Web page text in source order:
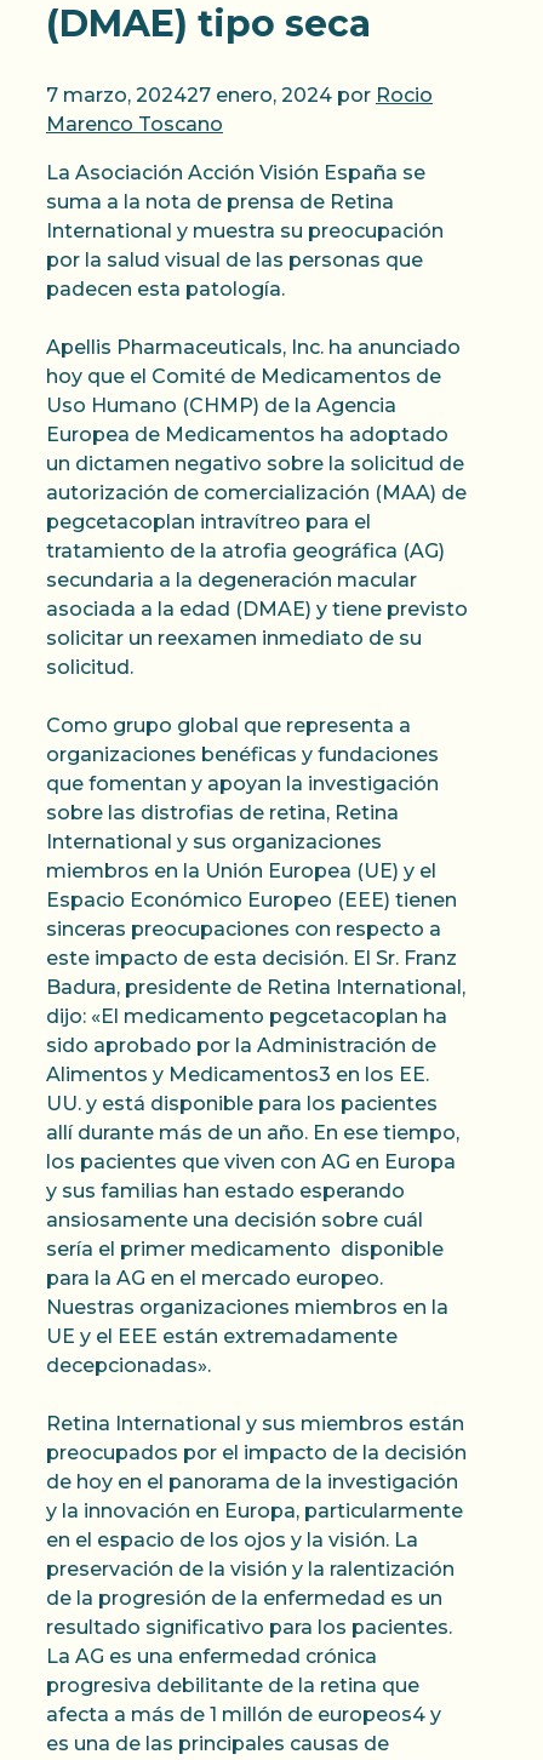
(DMAE) tipo seca
7 marzo, 202427 enero, 2024 por Rocio
Marenco Toscano
La Asociación Acción Visión España se
suma a la nota de prensa de Retina
International y muestra su preocupación
por la salud visual de las personas que
padecen esta patología.
Apellis Pharmaceuticals, Inc. ha anunciado
hoy que el Comité de Medicamentos de
Uso Humano (CHMP) de la Agencia
Europea de Medicamentos ha adoptado
un dictamen negativo sobre la solicitud de
autorización de comercialización (MAA) de
pegcetacoplan intravítreo para el
tratamiento de la atrofia geográfica (AG)
secundaria a la degeneración macular
asociada a la edad (DMAE) y tiene previsto
solicitar un reexamen inmediato de su
solicitud.
Como grupo global que representa a
organizaciones benéficas y fundaciones
que fomentan y apoyan la investigación
sobre las distrofias de retina, Retina
International y sus organizaciones
miembros en la Unión Europea (UE) y el
Espacio Económico Europeo (EEE) tienen
sinceras preocupaciones con respecto a
este impacto de esta decisión. El Sr. Franz
Badura, presidente de Retina International,
dijo: «El medicamento pegcetacoplan ha
sido aprobado por la Administración de
Alimentos y Medicamentos3 en los EE.
UU. y está disponible para los pacientes
allí durante más de un año. En ese tiempo,
los pacientes que viven con AG en Europa
y sus familias han estado esperando
ansiosamente una decisión sobre cuál
sería el primer medicamento disponible
para la AG en el mercado europeo.
Nuestras organizaciones miembros en la
UE y el EEE están extremadamente
decepcionadas».
Retina International y sus miembros están
preocupados por el impacto de la decisión
de hoy en el panorama de la investigación
y la innovación en Europa, particularmente
en el espacio de los ojos y la visión. La
preservación de la visión y la ralentización
de la progresión de la enfermedad es un
resultado significativo para los pacientes.
La AG es una enfermedad crónica
progresiva debilitante de la retina que
afecta a más de 1 millón de europeos4 y
es una de las principales causas de